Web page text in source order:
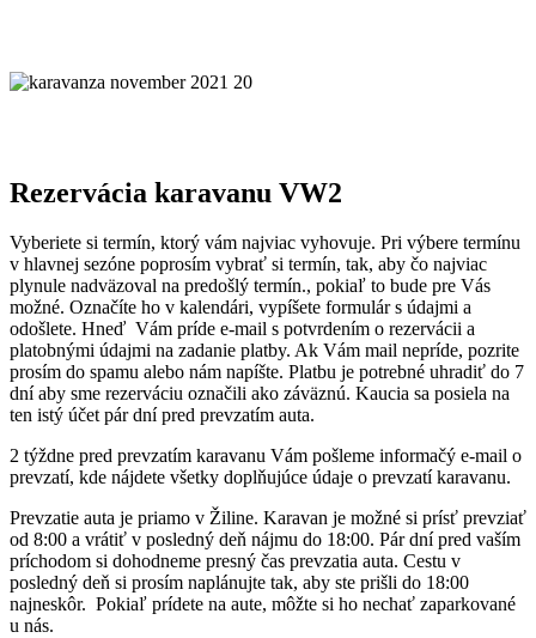
Rezervácia karavanu VW2
Vyberiete si termín, ktorý vám najviac vyhovuje. Pri výbere termínu
v hlavnej sezóne poprosím vybrať si termín, tak, aby čo najviac
plynule nadväzoval na predošlý termín., pokiaľ to bude pre Vás
možné. Označíte ho v kalendári, vypíšete formulár s údajmi a
odošlete. Hneď Vám príde e-mail s potvrdením o rezervácii a
platobnými údajmi na zadanie platby. Ak Vám mail nepríde, pozrite
prosím do spamu alebo nám napíšte. Platbu je potrebné uhradiť do 7
dní aby sme rezerváciu označili ako záväznú. Kaucia sa posiela na
ten istý účet pár dní pred prevzatím auta.
2 týždne pred prevzatím karavanu Vám pošleme informačý e-mail o
prevzatí, kde nájdete všetky doplňujúce údaje o prevzatí karavanu.
Prevzatie auta je priamo v Žiline. Karavan je možné si prísť prevziať
od 8:00 a vrátiť v posledný deň nájmu do 18:00. Pár dní pred vaším
príchodom si dohodneme presný čas prevzatia auta. Cestu v
posledný deň si prosím naplánujte tak, aby ste prišli do 18:00
najneskôr. Pokiaľ prídete na aute, môžte si ho nechať zaparkované
u nás.